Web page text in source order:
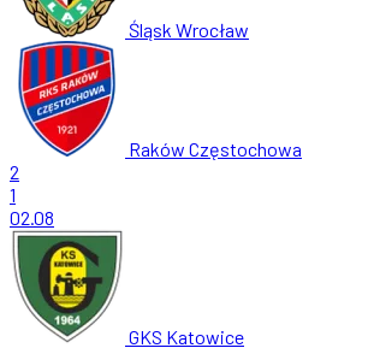
Śląsk Wrocław
Raków Częstochowa
2
1
02.08
GKS Katowice